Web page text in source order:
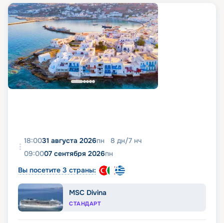
18:0031 августа 2026пн 8 дн/7 нч
09:0007 сентября 2026пн
Вы посетите 3 страны:
MSC Divina
СТАНДАРТ